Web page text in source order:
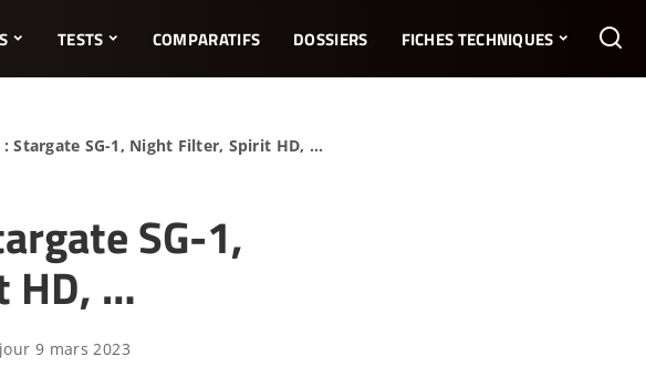
TESTS COMPARATIFS DOSSIERS FICHES TECHNIQUES
Stargate SG-1, Night Filter, Spirit HD, …
SG-1,
HD, …
9 mars 2023